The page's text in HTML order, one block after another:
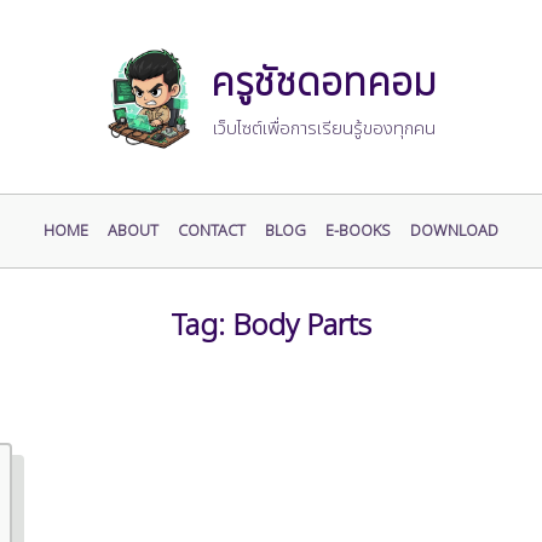
ครูชัชดอทคอม
เว็บไซต์เพื่อการเรียนรู้ของทุกคน
HOME ABOUT CONTACT BLOG E-BOOKS DOWNLOAD
Tag: Body Parts